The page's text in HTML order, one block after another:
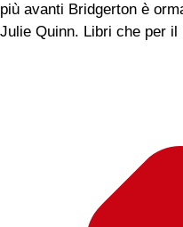
avanti Bridgerton è
Quinn. Libri che per